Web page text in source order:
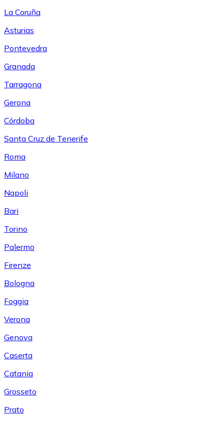
La Coruña
Asturias
Pontevedra
Granada
Tarragona
Gerona
Córdoba
Santa Cruz de Tenerife
Roma
Milano
Napoli
Bari
Torino
Palermo
Firenze
Bologna
Foggia
Verona
Genova
Caserta
Catania
Grosseto
Prato